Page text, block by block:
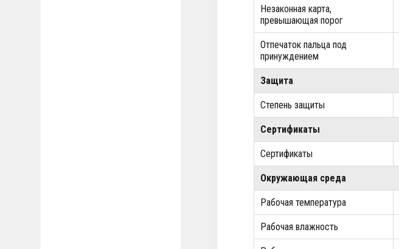
Незаконная карта,
превышающая порог
Отпечаток пальца под
принуждением
Защита
Степень защиты
Сертификаты
Сертификаты
Окружающая среда
Рабочая температура
Рабочая влажность